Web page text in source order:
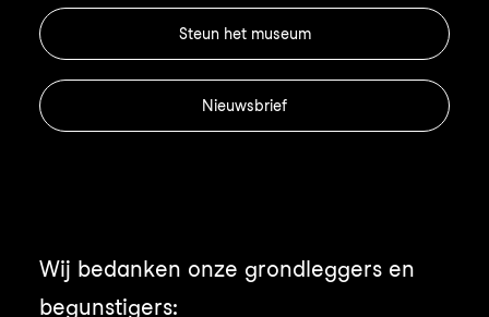
Steun het museum
Nieuwsbrief
Wij bedanken onze grondleggers en
begunstigers: